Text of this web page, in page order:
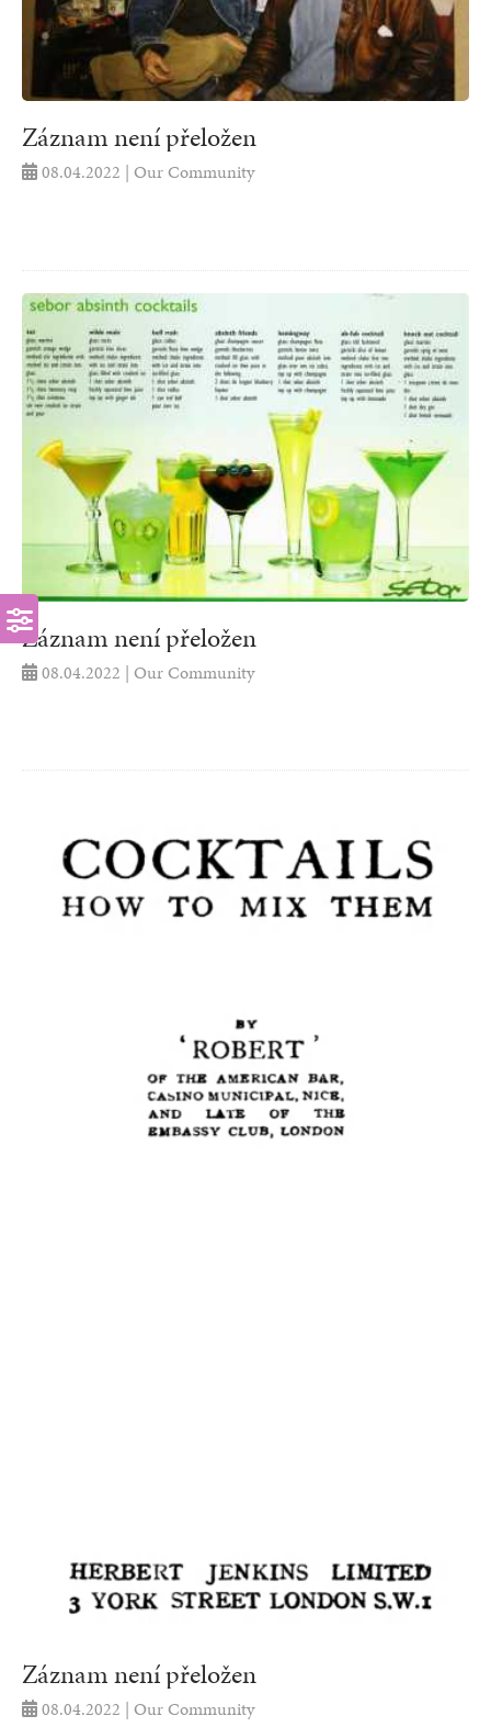
Záznam není přeložen
08.04.2022 | Our Community
Záznam není přeložen
08.04.2022 | Our Community
Záznam není přeložen
08.04.2022 | Our Community